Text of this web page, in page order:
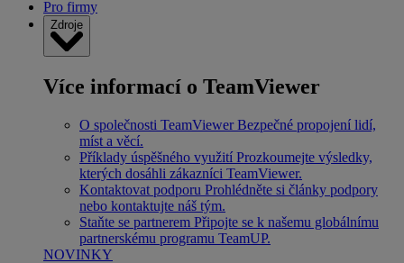
Pro firmy
Zdroje
Více informací o TeamViewer
O společnosti TeamViewer Bezpečné propojení lidí,
míst a věcí.
Příklady úspěšného využití Prozkoumejte výsledky,
kterých dosáhli zákazníci TeamViewer.
Kontaktovat podporu Prohlédněte si články podpory
nebo kontaktujte náš tým.
Staňte se partnerem Připojte se k našemu globálnímu
partnerskému programu TeamUP.
NOVINKY